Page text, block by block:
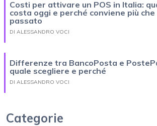
Costi per attivare un POS in Italia:
costa oggi e perché conviene più che
passato
DI ALESSANDRO VOCI
Differenze tra BancoPosta e
quale scegliere e perché
DI ALESSANDRO VOCI
Categorie